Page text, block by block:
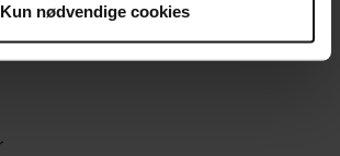
Kun nødvendige cookies
og medlemskab